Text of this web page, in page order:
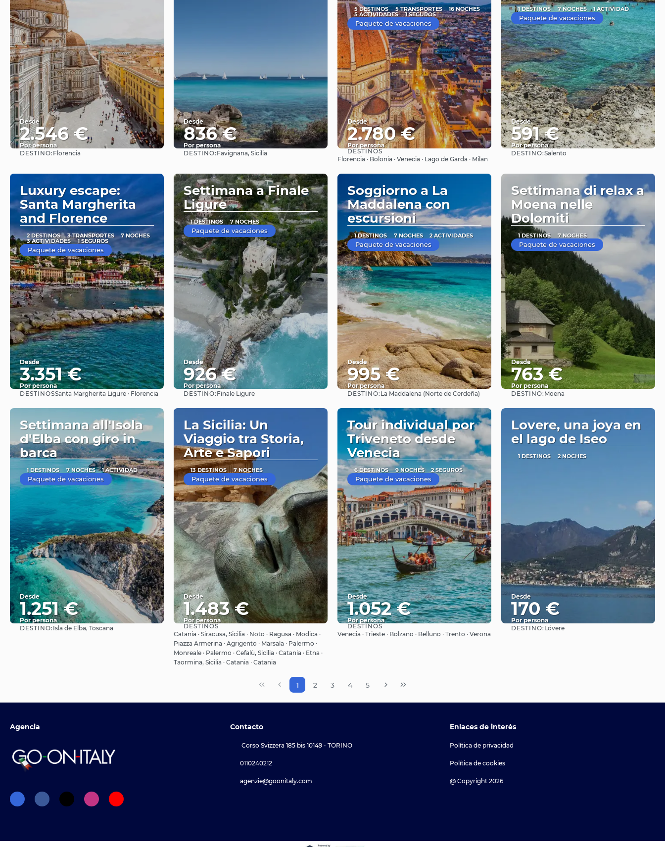
Desde
2.546 €
Por persona
DESTINO: Florencia
Desde
836 €
Por persona
Ver
DESTINO: Favignana, Sicilia
5 DESTINOS 5 TRANSPORTES 16 NOCHES
5 ACTIVIDADES 1 SEGUROS
Paquete de vacaciones
Desde
2.780 €
Por persona
Ver
DESTINOS
Florencia · Bolonia · Venecia · Lago de Garda · Milan
1 DESTINOS 7 NOCHES 1 ACTIVIDAD
Paquete de vacaciones
Desde
591 €
Por persona
DESTINO:Salento
Luxury escape:
Santa Margherita
and Florence
2 DESTINOS 3 TRANSPORTES 7 NOCHES
3 ACTIVIDADES 1 SEGUROS
Paquete de vacaciones
Desde
3.351 €
Por persona
Ver
DESTINOSSanta Margherita Ligure · Florencia
Settimana a Finale
Ligure
1 DESTINOS 7 NOCHES
Paquete de vacaciones
Desde
926 €
Por persona
Ver
DESTINO: Finale Ligure
Soggiorno a La
Maddalena con
escursioni
1 DESTINOS 7 NOCHES 2 ACTIVIDADES
Paquete de vacaciones
Desde
995 €
Por persona
Ver
DESTINO: La Maddalena (Norte de Cerdeña)
Settimana di relax a
Moena nelle
Dolomiti
1 DESTINOS 7 NOCHES
Paquete de vacaciones
Desde
763 €
Por persona
DESTINO: Moena
Settimana all'Isola
d'Elba con giro in
barca
1 DESTINOS 7 NOCHES 1 ACTIVIDAD
Paquete de vacaciones
Desde
1.251 €
Por persona
Ver
DESTINO: Isla de Elba, Toscana
La Sicilia: Un
Viaggio tra Storia,
Arte e Sapori
13 DESTINOS 7 NOCHES
Paquete de vacaciones
Desde
1.483 €
Por persona
Ver
DESTINOS
Catania · Siracusa, Sicilia · Noto · Ragusa · Modica ·
Piazza Armerina · Agrigento · Marsala · Palermo ·
Monreale · Palermo · Cefalù, Sicilia · Catania · Etna ·
Taormina, Sicilia · Catania · Catania
Tour individual por
Triveneto desde
Venecia
6 DESTINOS 9 NOCHES 2 SEGUROS
Paquete de vacaciones
Desde
1.052 €
Por persona
Ver
DESTINOS
Venecia · Trieste · Bolzano · Belluno · Trento · Verona
Lovere, una joya en
el lago de Iseo
1 DESTINOS 2 NOCHES
Desde
170 €
Por persona
DESTINO: Lóvere
1 2 3 4 5
Agencia Contacto
Corso Svizzera 185 bis 10149 - TORINO
0110240212
agenzie@goonitaly.com
Enlaces de interés
Política de privacidad
Política de cookies
@ Copyright 2026